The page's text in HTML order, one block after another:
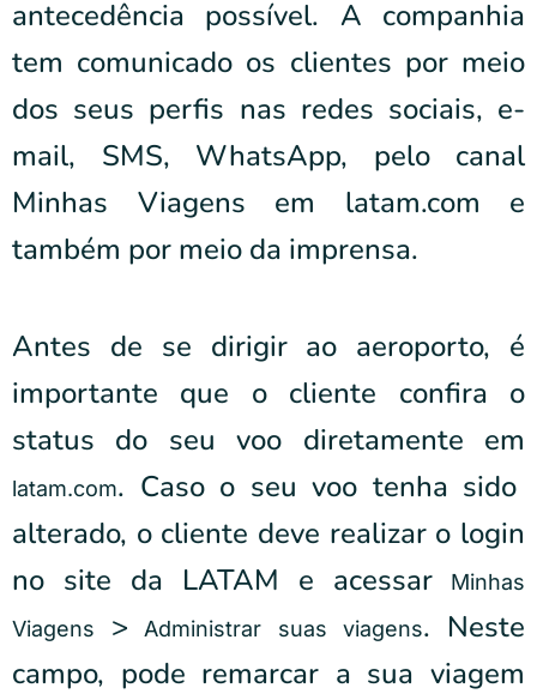
antecedência possível. A companhia
tem comunicado os clientes por meio
dos seus perfis nas redes sociais, e-
mail, SMS, WhatsApp, pelo canal
Minhas Viagens em latam.com e
também por meio da imprensa.
Antes de se dirigir ao aeroporto, é
importante que o cliente confira o
status do seu voo diretamente em
latam.com. Caso o seu voo tenha sido
alterado, o cliente deve realizar o login
no site da LATAM e acessar Minhas
Viagens
> Administrar suas viagens. Neste
campo, pode remarcar a sua viagem